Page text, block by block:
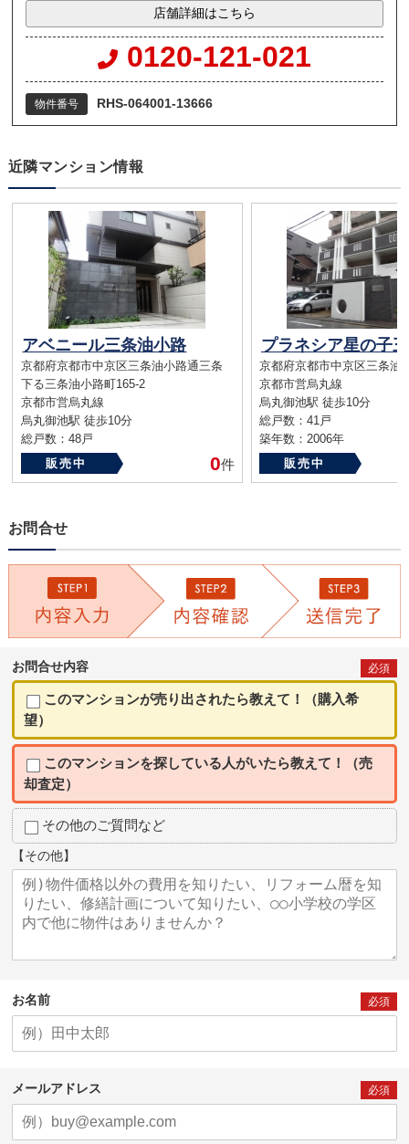
店舗詳細はこちら
0120-121-021
物件番号 RHS-064001-13666
近隣マンション情報
アベニール三条油小路
京都府京都市中京区三条油小路通三条
下る三条油小路町165-2
京都市営烏丸線
烏丸御池駅 徒歩10分
総戸数：48戸
築年数：2013年
販売中 0件
京都府京都市中京区三条油
京都市営烏丸線
烏丸御池駅 徒歩10分
総戸数：41戸
築年数：2006年
販売中
お問合せ
お問合せ内容 必須
このマンションが売り出されたら教えて！（購入希
望）
このマンションを探している人がいたら教えて！（売
却査定）
その他のご質問など
【その他】
お名前 必須
メールアドレス 必須